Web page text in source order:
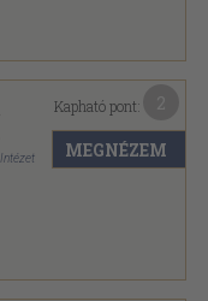
Kapható pont:
MEGNÉZEM